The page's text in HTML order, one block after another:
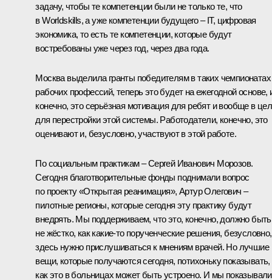
задачу, чтобы те компетенции были не только те, что
в Worldskills, а уже компетенции будущего – IT, цифровая
экономика, то есть те компетенции, которые будут
востребованы уже через год, через два года.
Москва выделила гранты победителям в таких чемпионатах
рабочих профессий, теперь это будет на ежегодной основе,
конечно, это серьёзная мотивация для ребят и вообще в
для перестройки этой системы. Работодатели, конечно, это
оценивают и, безусловно, участвуют в этой работе.
По социальным практикам – Сергей Иванович Морозов.
Сегодня благотворительные фонды поднимали вопрос
по проекту «Открытая реанимация», Артур Олегович –
пилотные регионы, которые сегодня эту практику будут
внедрять. Мы поддерживаем, что это, конечно, должно быть
не жёстко, как какие-то порученческие решения, безусловно,
здесь нужно прислушиваться к мнениям врачей. Но лучшие
вещи, которые получаются сегодня, потихоньку показывать,
как это в больницах может быть устроено. И мы показывали